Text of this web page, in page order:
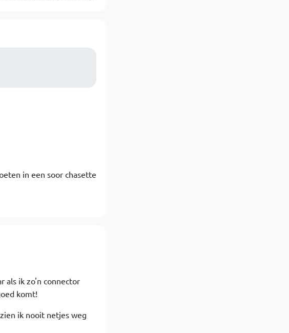
in een soor chasette
als ik zo'n connector
komt!
ik nooit netjes weg